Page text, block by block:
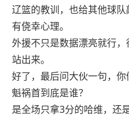
辽篮的教训，也给其他球
有侥幸心理。
外援不只是数据漂亮就行
站出来。
好了，最后问大伙一句，
魁祸首到底是谁？
是全场只拿3分的哈维，还